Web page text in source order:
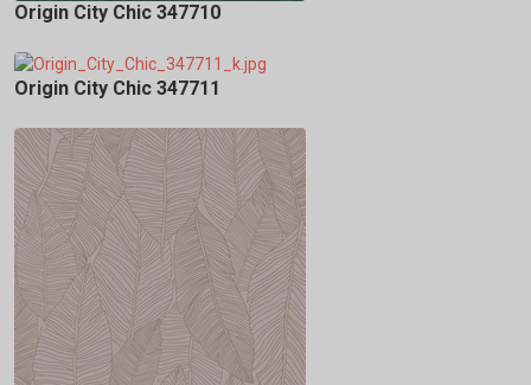
Origin City Chic 347710
Origin City Chic 347711